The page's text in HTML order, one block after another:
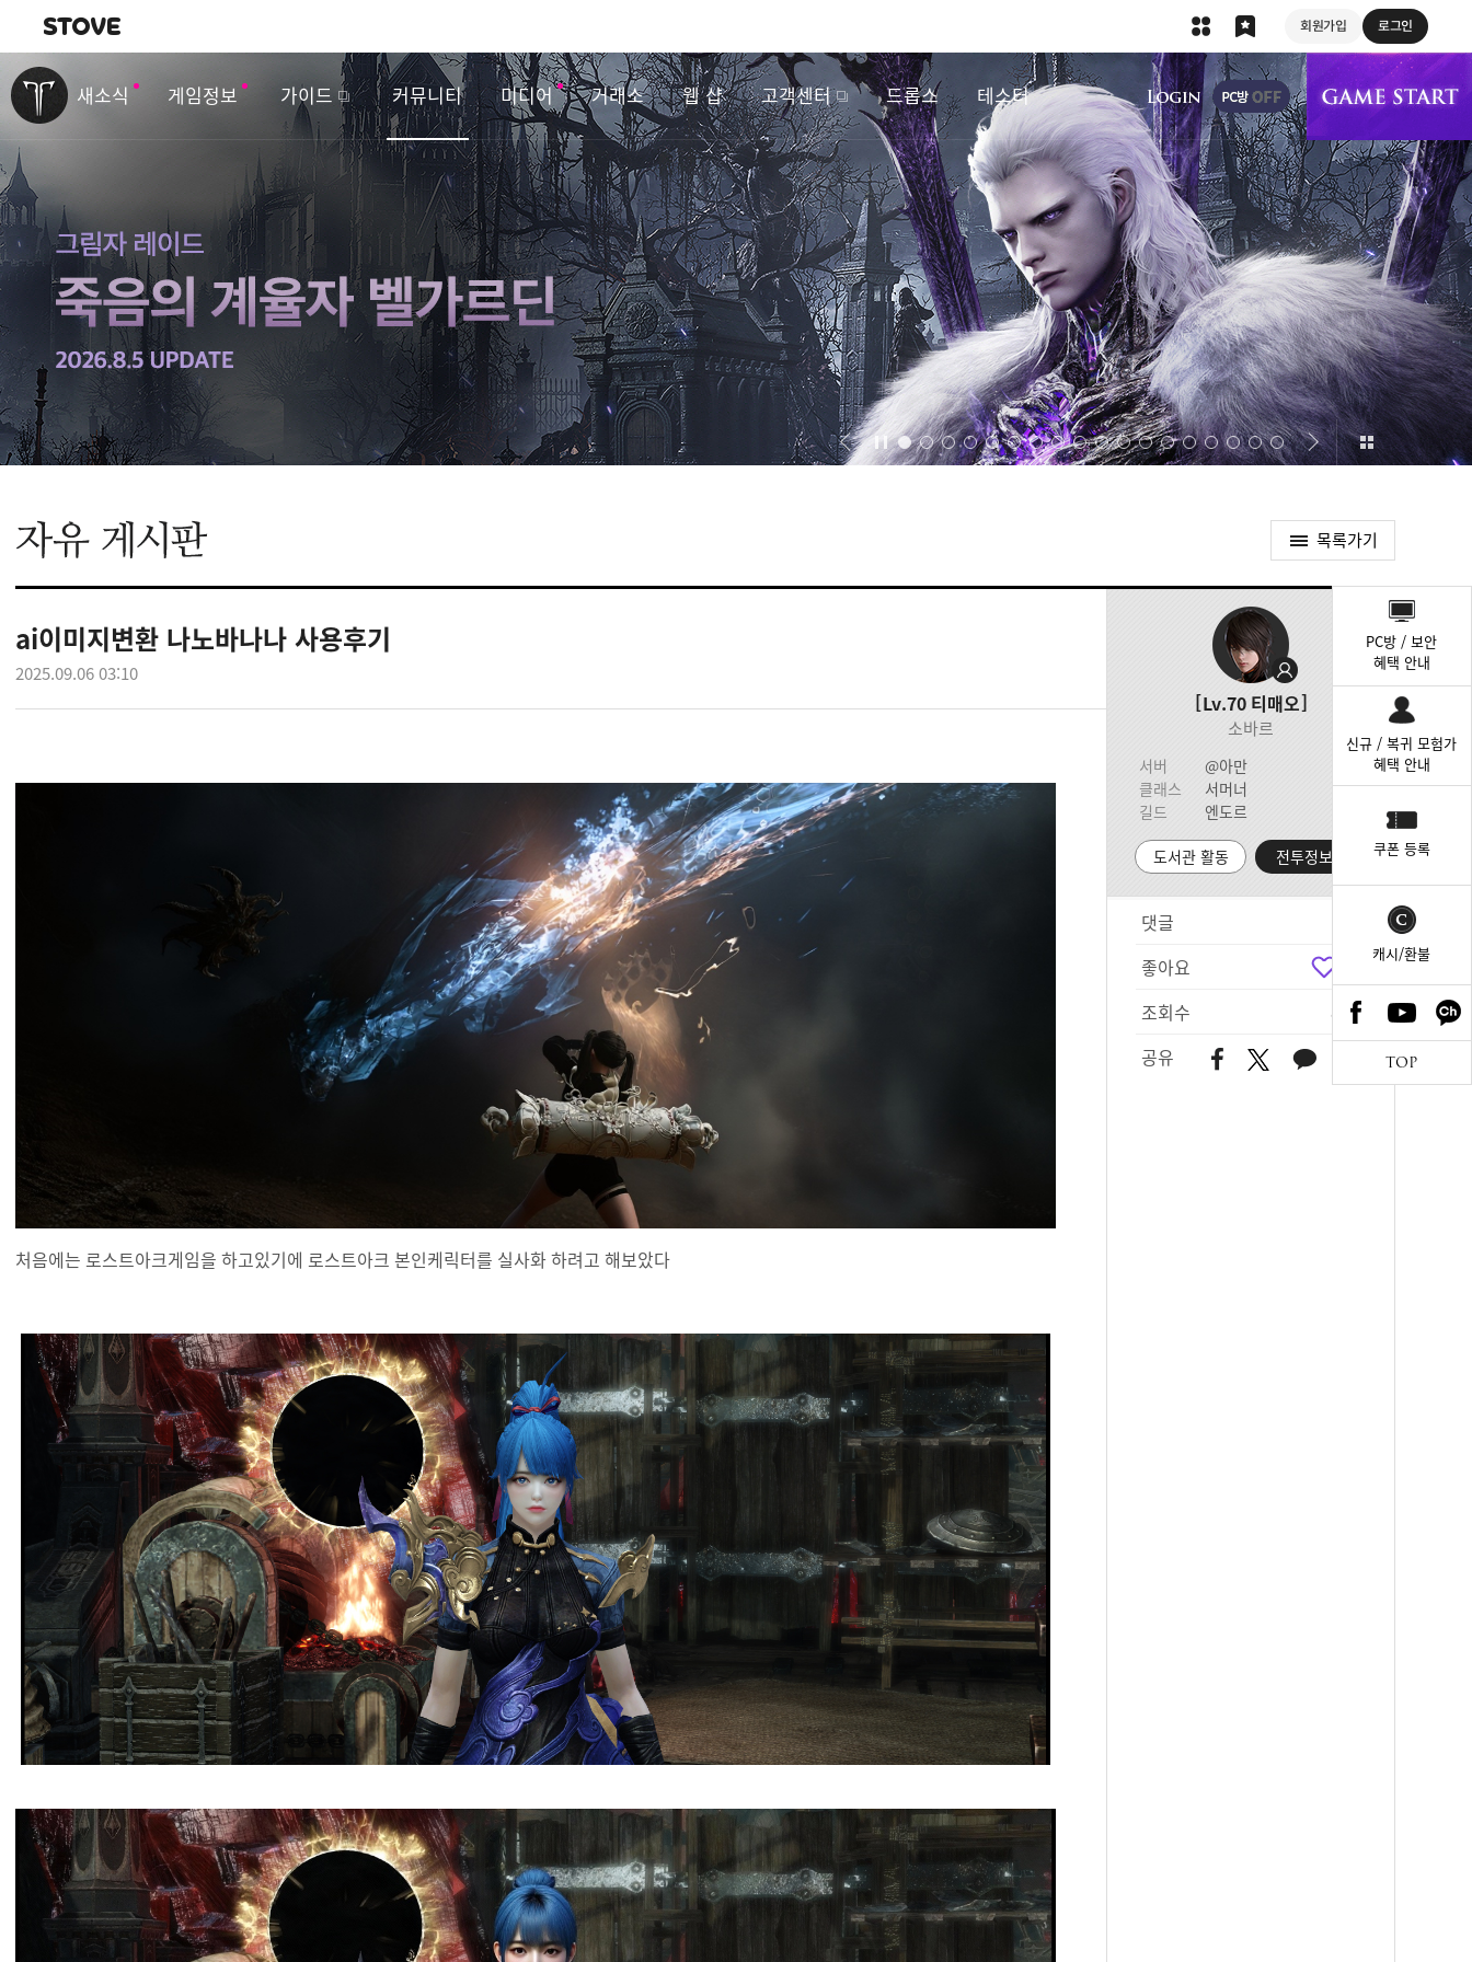
회원가입 로그인
내비게이션
새소식 게임정보 가이드 커뮤니티 미디어 거래소 웹 샵 고객센터 드롭스 테스터
상단 메뉴
벤
트
&
업
데
이
트
목록가기
ai이미지변환 나노바나나 사용후기
2025.09.06 03:10
Lv.70 티매오
소바르
서버
@아만
클래스
서머너
길드
엔도르
도서관 활동 전투정보실
댓글
좋아요
조회수
810
공유
처음에는 로스트아크게임을 하고있기에 로스트아크 본인케릭터를 실사화 하려고 해보았다
PC방 / 보안
혜택 안내
신규 / 복귀 모험가
혜택 안내
쿠폰 등록
캐시/환불
TOP